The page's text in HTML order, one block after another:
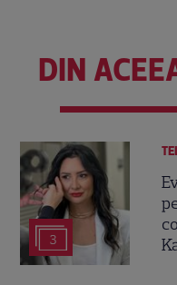
DIN
3